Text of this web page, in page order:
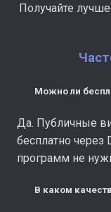
Получайте
Можно ли
Да. Публичные
бесплатно через
программ не
В каком